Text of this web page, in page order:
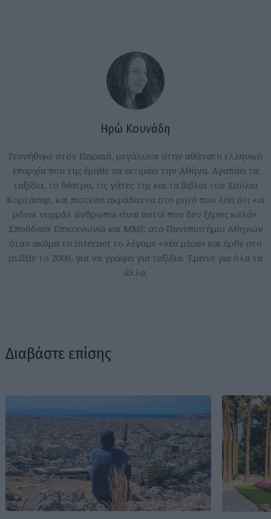
Ηρώ Κουνάδη
Γεννήθηκε στον Πειραιά, μεγάλωσε στην αθάνατη ελληνική
επαρχία που της έμαθε να εκτιμάει την Αθήνα. Αγαπάει τα
ταξίδια, το θέατρο, τις γάτες της και τα βιβλία του Χούλιο
Κορτάσαρ, και πιστεύει ακράδαντα στο ρητό που λέει ότι «οι
μόνοι νορμάλ άνθρωποι είναι αυτοί που δεν ξέρεις καλά».
Σπούδασε Επικοινωνία και ΜΜΕ στο Πανεπιστήμιο Αθηνών
όταν ακόμα το internet το λέγαμε «νέα μέσα» και ήρθε στο
in2life το 2006, για να γράφει για ταξίδια. Έμεινε για όλα τα
άλλα.
Διαβάστε επίσης